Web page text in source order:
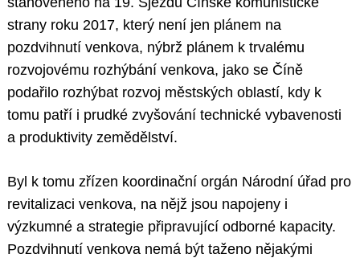
strany roku 2017, který není jen plánem na
pozdvihnutí venkova, nýbrž plánem k trvalému
rozvojovému rozhýbání venkova, jako se Číně
podařilo rozhýbat rozvoj městských oblastí, kdy k
tomu patří i prudké zvyšování technické vybavenosti
a produktivity zemědělství.
Byl k tomu zřízen koordinační orgán Národní úřad pro
revitalizaci venkova, na nějž jsou napojeny i
výzkumné a strategie připravující odborné kapacity.
Pozdvihnutí venkova nemá být taženo nějakými